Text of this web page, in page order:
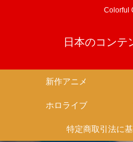
Colorful
日本のコンテ
新作アニメ
ホロライブ